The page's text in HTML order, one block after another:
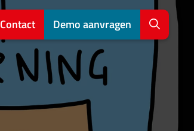
Contact Demo aanvragen